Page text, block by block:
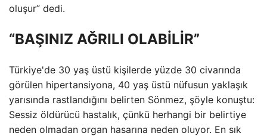
oluşur” dedi.
“BAŞINIZ AĞRILI OLABİLİR”
Türkiye'de 30 yaş üstü kişilerde yüzde 30 civarında
görülen hipertansiyona, 40 yaş üstü nüfusun yaklaşık
yarısında rastlandığını belirten Sönmez, şöyle konuştu:
Sessiz öldürücü hastalık, çünkü herhangi bir belirtiye
neden olmadan organ hasarına neden oluyor. En sık